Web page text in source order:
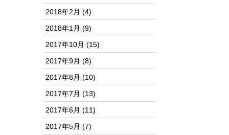
2018年2月 (4)
2018年1月 (9)
2017年10月 (15)
2017年9月 (8)
2017年8月 (10)
2017年7月 (13)
2017年6月 (11)
2017年5月 (7)